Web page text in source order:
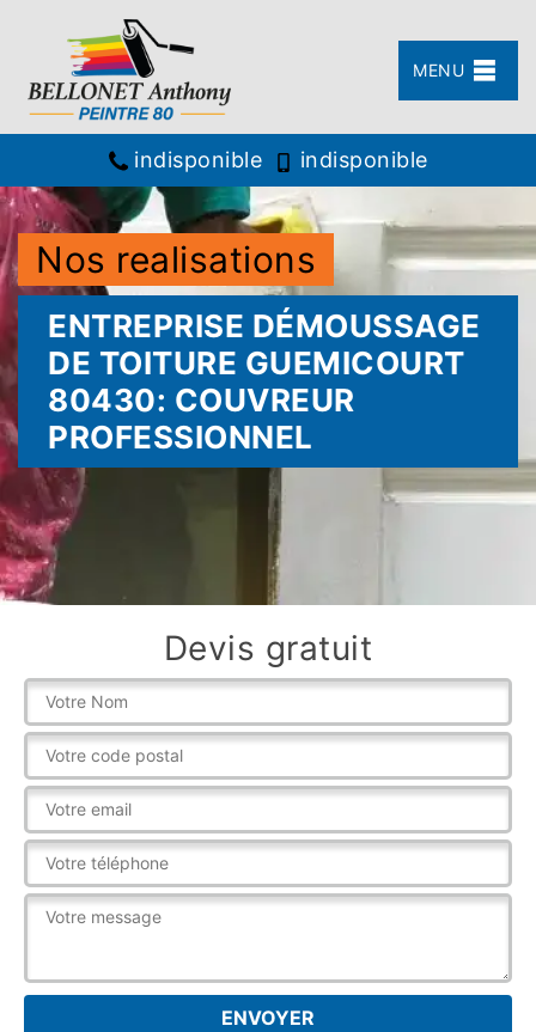
MENU
indisponible indisponible
Nos realisations
ENTREPRISE DÉMOUSSAGE
DE TOITURE GUEMICOURT
80430: COUVREUR
PROFESSIONNEL
Devis gratuit